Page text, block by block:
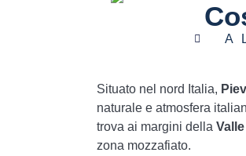
Situato nel nord Italia,
naturale e atmosfera
trova ai margini della
zona mozzafiato.